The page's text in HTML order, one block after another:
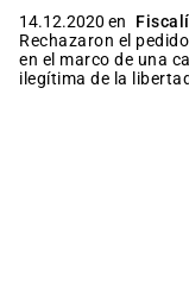
14.12.2020 en
Rechazaron el
en el marco de una
ilegítima de la